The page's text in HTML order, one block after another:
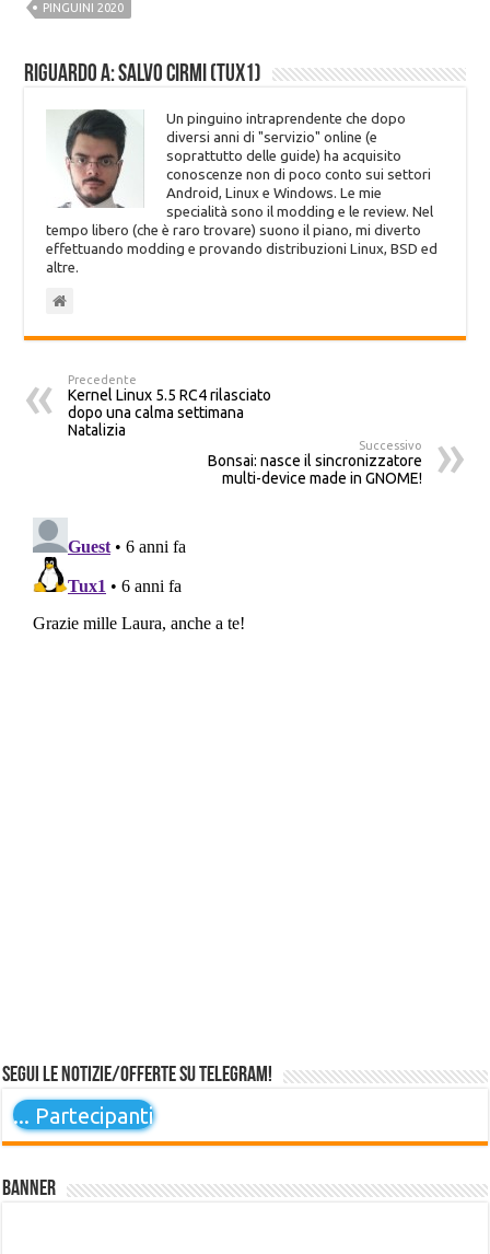
PINGUINI 2020
Riguardo a: Salvo Cirmi (Tux1)
Un pinguino intraprendente che dopo
diversi anni di "servizio" online (e
soprattutto delle guide) ha acquisito
conoscenze non di poco conto sui settori
Android, Linux e Windows. Le mie
specialità sono il modding e le review. Nel
tempo libero (che è raro trovare) suono il piano, mi diverto
effettuando modding e provando distribuzioni Linux, BSD ed
altre.
Precedente
Kernel Linux 5.5 RC4 rilasciato
dopo una calma settimana
Natalizia
Successivo
Bonsai: nasce il sincronizzatore
multi-device made in GNOME!
Segui le notizie/offerte su Telegram!
... Partecipanti
Banner